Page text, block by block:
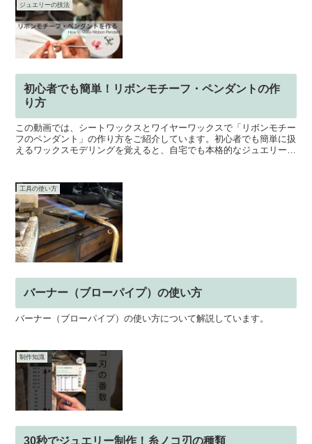
ジュエリーの技法
初心者でも簡単！リボンモチーフ・ペンダントの作
り方
この動画では、シートワックスとワイヤーワックスで「リボンモチー
フのペンダント」の作り方をご紹介しています。初心者でも簡単に扱
えるワックスモデリングを覚えると、自宅でも本格的なジュエリー制
工具の使い方
バーナー（ブローパイプ）の使い方
バーナー（ブローパイプ）の使い方について解説しています。
制作知識
30秒でジュエリー制作！糸ノコ刃の種類